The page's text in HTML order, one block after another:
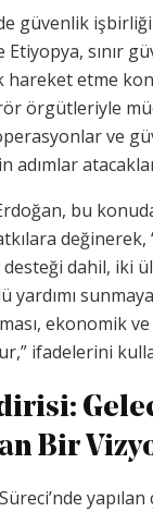
güvenlik
sınır
hareket etme
örgütleriyle
ve
adımlar
bu
dahil, iki
ekonomik
ifadelerini
Bir
yapılan